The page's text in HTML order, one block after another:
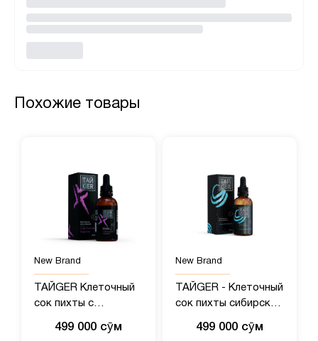
Похожие товары
New Brand
ТАЙGER Клеточный
сок пихты с
499 000 сӯм
New Brand
ТАЙGER - Клеточный
сок пихты сибирской
499 000 сӯм